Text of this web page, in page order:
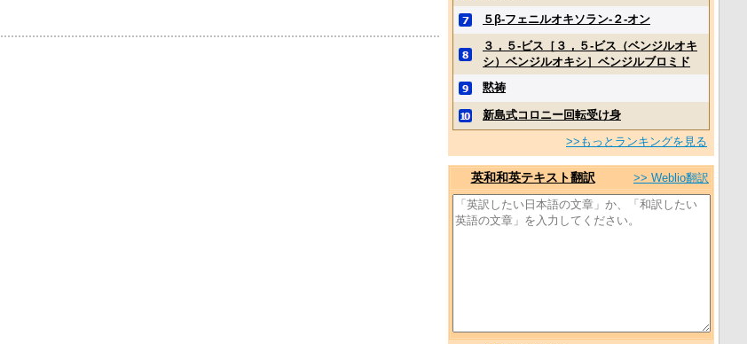
５β‐フェニルオキソラン‐２‐オン
３，５‐ビス［３，５‐ビス（ベンジルオキ
シ）ベンジルオキシ］ベンジルブロミド
黙祷
新島式コロニー回転受け身
>>もっとランキングを見る
英和和英テキスト翻訳 >> Weblio翻訳